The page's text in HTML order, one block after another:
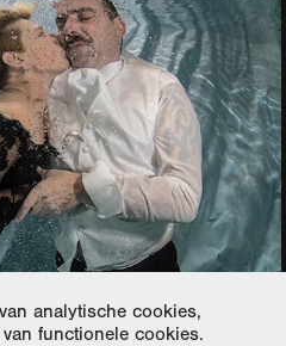
analytische cookies,
functionele cookies.